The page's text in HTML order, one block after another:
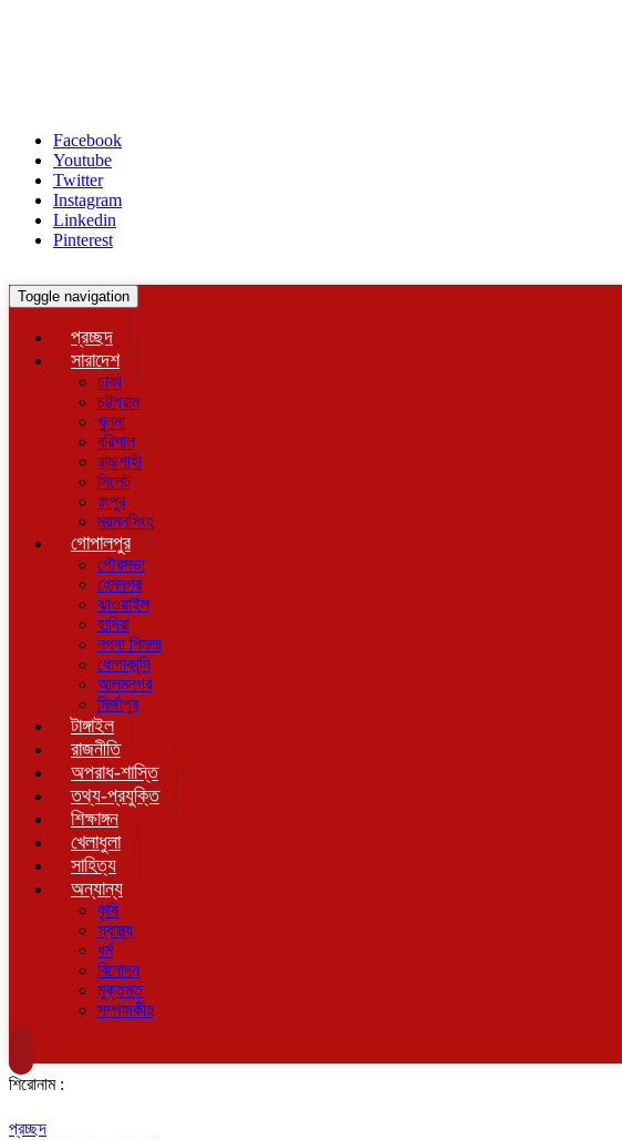
Facebook
Youtube
Twitter
Instagram
Linkedin
Pinterest
Toggle navigation
প্রচ্ছদ
সারাদেশ
ঢাকা
চট্টগ্রাম
খুলনা
বরিশাল
রাজশাহী
সিলেট
রংপুর
ময়মনসিংহ
গোপালপুর
পৌরসভা
হেমনগর
ঝাওয়াইল
হাদিরা
নগদা শিমলা
ধোপাকান্দি
আলমনগর
মির্জাপুর
টাঙ্গাইল
রাজনীতি
অপরাধ-শাস্তি
তথ্য-প্রযুক্তি
শিক্ষাঙ্গন
খেলাধুলা
সাহিত্য
অন্যান্য
কৃষি
স্বাস্থ্য
ধর্ম
বিনোদন
মুক্তমত
সম্পাদকীয়
শিরোনাম :
প্রচ্ছদ